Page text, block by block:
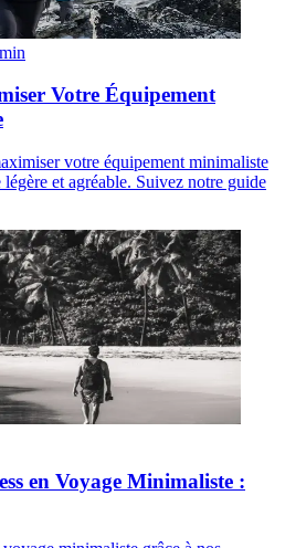
min
Votre Équipement
votre équipement minimaliste
et agréable. Suivez notre guide
en Voyage Minimaliste :